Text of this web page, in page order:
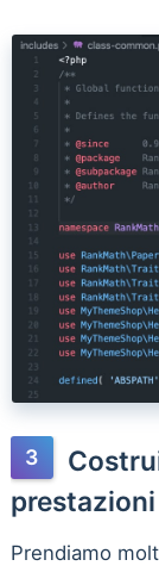
prestazioni
Prendiamo